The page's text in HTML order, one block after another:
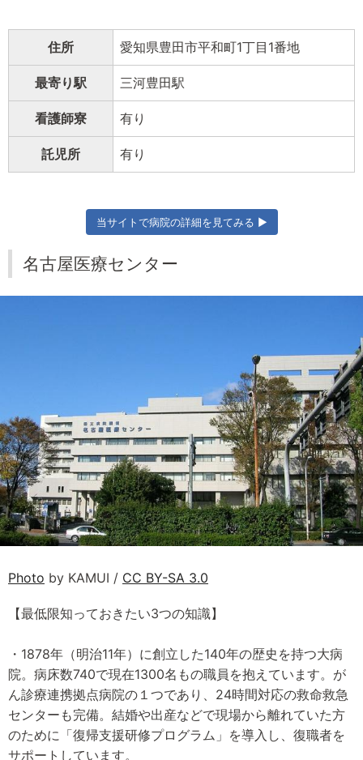
住所 愛知県豊田市平和町1丁目1番地
最寄り駅 三河豊田駅
看護師寮 有り
託児所 有り
当サイトで病院の詳細を見てみる ▶
名古屋医療センター
Photo by KAMUI / CC BY-SA 3.0
【最低限知っておきたい3つの知識】
・1878年（明治11年）に創立した140年の歴史を持つ大病
院。病床数740で現在1300名もの職員を抱えています。が
ん診療連携拠点病院の１つであり、24時間対応の救命救急
センターも完備。結婚や出産などで現場から離れていた方
のために「復帰支援研修プログラム」を導入し、復職者を
サポートしています。